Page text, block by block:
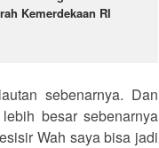
Kemerdekaan RI
sebenarnya. Dan
besar sebenarnya
Wah saya bisa jadi